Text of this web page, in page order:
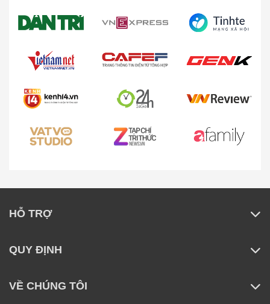
thích cá nhân đến nhiều hơn các trải nghiệm thú
HỖ TRỢ
QUY ĐỊNH
VỀ CHÚNG TÔI